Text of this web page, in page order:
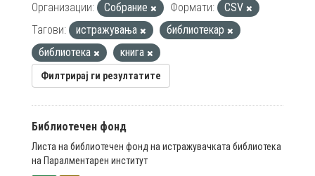
Организации: Собрание Формати:
CSV
Тагови:
истражувања
библиотекар
библиотека
книга
Филтрирај ги резултатите
Библиотечен фонд
Листа на библиотечен фонд на истражувачката библиотека
на Паралментарен институт